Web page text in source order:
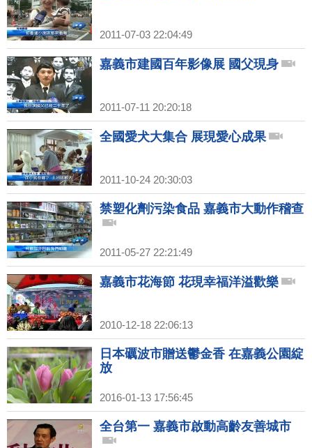
2011-07-03 22:04:49
嘉義市建國百年影像展 國父現身
2011-07-11 20:20:18
全國愛犬大集合 展現愛心成果
2011-10-24 20:30:03
禁塑化劑污染食品 嘉義市大動作稽查
2011-05-27 22:21:49
嘉義市花海節 花現幸福洋溢歡樂
2010-12-18 22:06:13
日本礪波市贈送鬱金香 在嘉義公園綻
放
2016-01-13 17:56:45
全台第一 嘉義市啟動高齡友善城市